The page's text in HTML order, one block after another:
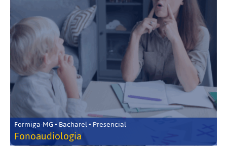
Formiga-MG • Bacharel • Presencial
Fonoaudiologia